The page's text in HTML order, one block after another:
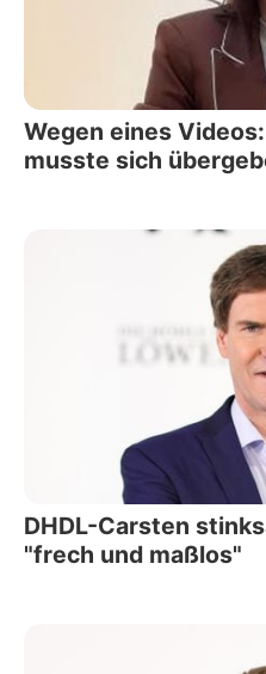
Wegen eines
musste sich
DHDL-Carsten
"frech und maßlos"